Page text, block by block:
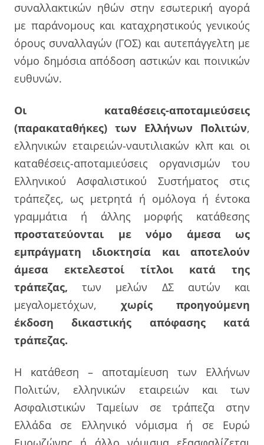
συναλλακτικών ηθών στην εσωτερική αγορά
με παράνομους και καταχρηστικούς γενικούς
όρους συναλλαγών (ΓΟΣ) και αυτεπάγγελτη με
νόμο δημόσια απόδοση αστικών και ποινικών
ευθυνών.
Οι καταθέσεις-αποταμιεύσεις
(παρακαταθήκες) των Ελλήνων Πολιτών,
ελληνικών εταιρειών-ναυτιλιακών κλπ και οι
καταθέσεις-αποταμιεύσεις οργανισμών του
Ελληνικού Ασφαλιστικού Συστήματος στις
τράπεζες, ως μετρητά ή ομόλογα ή έντοκα
γραμμάτια ή άλλης μορφής κατάθεσης
προστατεύονται με νόμο άμεσα ως
εμπράγματη ιδιοκτησία και αποτελούν
άμεσα εκτελεστοί τίτλοι κατά της
τράπεζας,των μελών ΔΣ αυτών και
μεγαλομετόχων, χωρίς προηγούμενη
έκδοση δικαστικής απόφασης κατά
τράπεζας.
Η κατάθεση – αποταμίευση των Ελλήνων
Πολιτών, ελληνικών εταιρειών και των
Ασφαλιστικών Ταμείων σε τράπεζα στην
Ελλάδα σε Ελληνικό νόμισμα ή σε Ευρώ